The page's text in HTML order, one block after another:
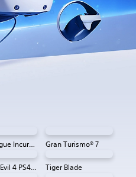
Alien: Rogue Incursion VR Gran Turismo® 7
Resident Evil 4 PS4 e PS5 Tiger Blade